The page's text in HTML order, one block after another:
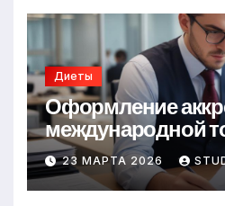
Диеты
Оформление
международной
23 МАРТА 2026